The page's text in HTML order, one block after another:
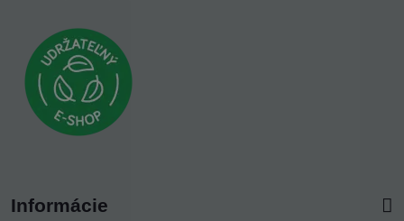
Informácie